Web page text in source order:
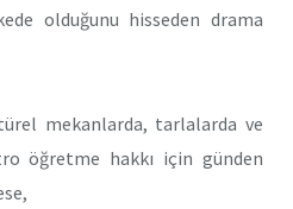
olduğunu hisseden drama
mekanlarda, tarlalarda ve
öğretme hakkı için günden